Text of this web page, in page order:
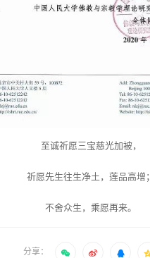
至诚祈愿三宝慈光加被，
祈愿先生往生净土，莲品高增；
不舍众生，乘愿再来。
分享：